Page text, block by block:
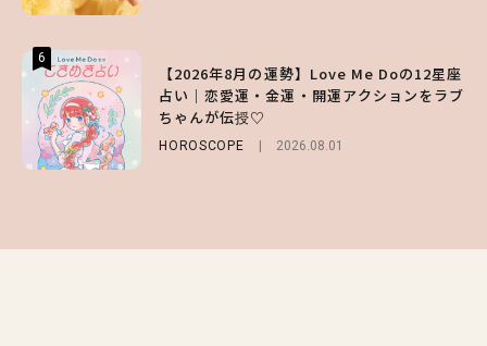
6
【2026年8月の運勢】Love Me Doの12星座
占い｜恋愛運・金運・開運アクションをラブ
ちゃんが伝授♡
HOROSCOPE 2026.08.01
6
【SNIDEL】長濱ねるとロマンティックトラ
ッドな秋はじめ｜2026秋の新作コーデ4選
6
【GU】夏の“主役級”アイテム決定！ヘルシ
ー＆可愛すぎる「大人の肌見せ」トップス3
選
FASHION 2026.07.19